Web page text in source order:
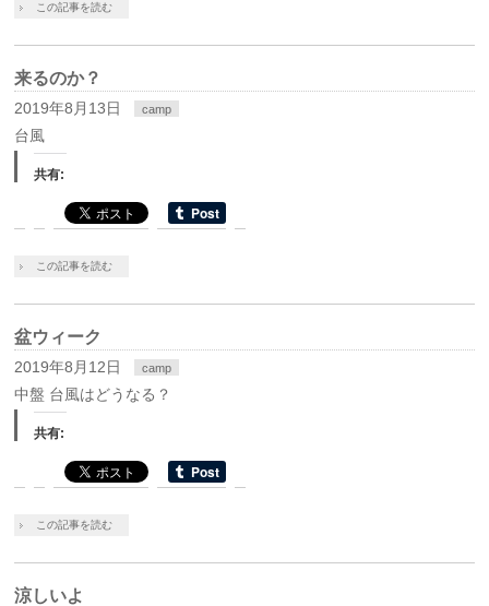
この記事を読む
来るのか？
2019年8月13日 camp
台風
共有:
この記事を読む
盆ウィーク
2019年8月12日 camp
中盤 台風はどうなる？
共有:
この記事を読む
涼しいよ